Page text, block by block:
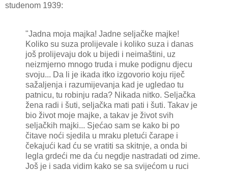
studenom 1939:
"Jadna moja majka! Jadne seljačke majke!
Koliko su suza prolijevale i koliko suza i danas
još prolijevaju dok u bijedi i neimaštini, uz
neizmjerno mnogo truda i muke podignu djecu
svoju... Da li je ikada itko izgovorio koju riječ
sažaljenja i razumijevanja kad je ugledao tu
patnicu, tu robinju rada? Nikada nitko. Seljačka
žena radi i šuti, seljačka mati pati i šuti. Takav je
bio život moje majke, a takav je život svih
seljačkih majki... Sjećao sam se kako bi po
čitave noći sjedila u mraku pletući čarape i
čekajući kad ću se vratiti sa skitnje, a onda bi
legla grdeći me da ću negdje nastradati od zime.
Još je i sada vidim kako se sa svijećom u ruci